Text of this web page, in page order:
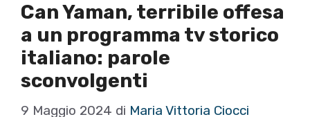
Can Yaman, terribile offesa
a un programma tv storico
italiano: parole
sconvolgenti
9 Maggio 2024 di Maria Vittoria Ciocci